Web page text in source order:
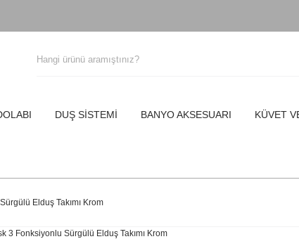
DUŞ SİSTEMİ BANYO AKSESUARI KÜVET
Elduş Takımı Krom